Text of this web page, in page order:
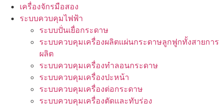
เครื่องจักรมือสอง
ระบบควบคุมไฟฟ้า
ระบบปั่นเยื่อกระดาษ
ระบบควบคุมเครื่องผลิตแผ่นกระดาษลูกฟูกทั้งสายการ
ผลิต
ระบบควบคุมเครื่องทำลอนกระดาษ
ระบบควบคุมเครื่องปะหน้า
ระบบควบคุมเครื่องต่อกระดาษ
ระบบควบคุมเครื่องตัดและทับร่อง